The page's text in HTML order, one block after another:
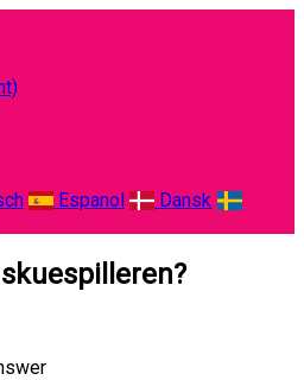
Espanol
Dansk